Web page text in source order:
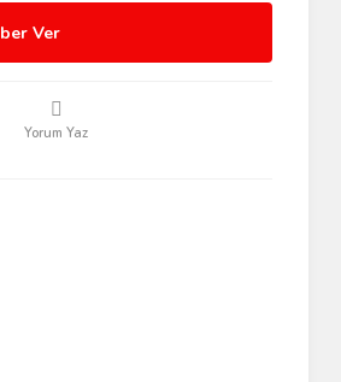
Ver
Yorum Yaz